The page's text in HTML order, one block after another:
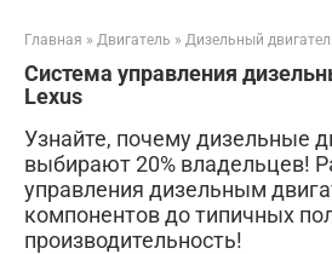
Главная » Двигатель » Дизельный
Система управления
Lexus
Узнайте, почему дизельные
выбирают 20% владельцев!
управления дизельным
компонентов до типичных
производительность!